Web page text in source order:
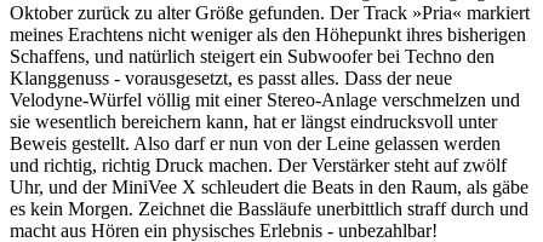
Oktober zurück zu alter Größe gefunden. Der Track »Pria« markiert
meines Erachtens nicht weniger als den Höhepunkt ihres bisherigen
Schaffens, und natürlich steigert ein Subwoofer bei Techno den
Klanggenuss - vorausgesetzt, es passt alles. Dass der neue
Velodyne-Würfel völlig mit einer Stereo-Anlage verschmelzen und
sie wesentlich bereichern kann, hat er längst eindrucksvoll unter
Beweis gestellt. Also darf er nun von der Leine gelassen werden
und richtig, richtig Druck machen. Der Verstärker steht auf zwölf
Uhr, und der MiniVee X schleudert die Beats in den Raum, als gäbe
es kein Morgen. Zeichnet die Bassläufe unerbittlich straff durch und
macht aus Hören ein physisches Erlebnis - unbezahlbar!